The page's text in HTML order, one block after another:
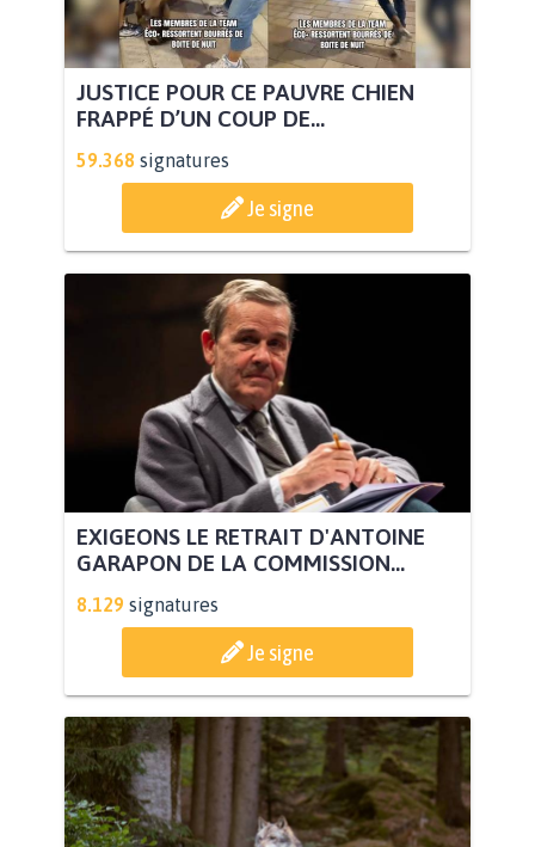
JUSTICE POUR CE PAUVRE CHIEN
FRAPPÉ D’UN COUP DE...
59.368 signatures
Je signe
EXIGEONS LE RETRAIT D'ANTOINE
GARAPON DE LA COMMISSION...
8.129 signatures
Je signe